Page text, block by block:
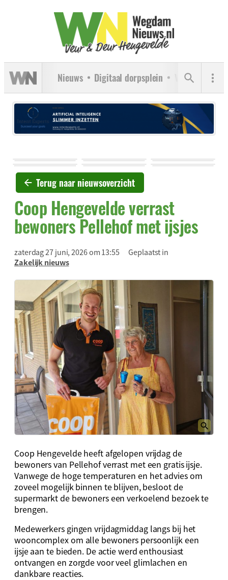
Nieuws Digitaal dorpsplein Verenigingen
Terug naar nieuwsoverzicht
Coop Hengevelde verrast
bewoners Pellehof met ijsjes
zaterdag 27 juni, 2026 om 13:55
Geplaatst in
Zakelijk nieuws
Coop Hengevelde heeft afgelopen vrijdag de
bewoners van Pellehof verrast met een gratis ijsje.
Vanwege de hoge temperaturen en het advies om
zoveel mogelijk binnen te blijven, besloot de
supermarkt de bewoners een verkoelend bezoek te
brengen.
Medewerkers gingen vrijdagmiddag langs bij het
wooncomplex om alle bewoners persoonlijk een
ijsje aan te bieden. De actie werd enthousiast
ontvangen en zorgde voor veel glimlachen en
dankbare reacties.